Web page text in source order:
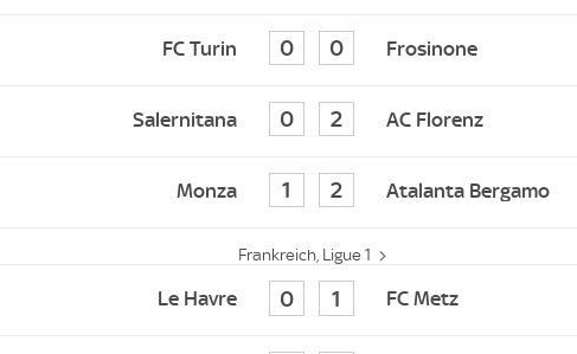
FC Turin 0 0 Frosinone
Salernitana 0 2 AC Florenz
Monza 1 2 Atalanta Bergamo
Frankreich, Ligue 1
Le Havre 0 1 FC Metz